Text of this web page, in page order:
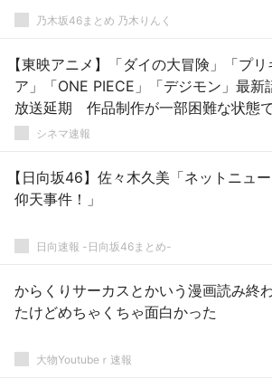
乃木坂46まとめ 乃木りんく
【東映アニメ】「ダイの大冒険」「プリ
ア」「ONE PIECE」「デジモン」最新
放送延期 作品制作が一部困難な状態
シネマ速報
【日向坂46】佐々木久美「ネットニュ
仰天事件！」
日向速報 -日向坂46まとめ-
からくりサーカスとかいう漫画読み終
たけどめちゃくちゃ面白かった
大物Youtubeｒ速報